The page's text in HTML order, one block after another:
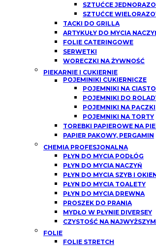
SZTUĆCE
SZTUĆCE
TACKI DO GRILLA
ARTYKUŁY DO MYCIA
FOLIE CATERINGOWE
SERWETKI
WORECZKI NA ŻYWNOŚĆ
PIEKARNIE I CUKIERNIE
POJEMINIKI CUKIERNICZE
POJEMNIKI NA CIASTO
POJEMNIKI DO
POJEMNIKI NA PĄCZKI
POJEMNIKI NA TORTY
TOREBKI PAPIEROWE NA
PAPIER PAKOWY, PERGAMIN
CHEMIA PROFESJONALNA
PŁYN DO MYCIA PODŁÓG
PŁYN DO MYCIA NACZYŃ
PŁYN DO MYCIA SZYB I
PŁYN DO MYCIA TOALETY
PŁYN DO MYCIA DREWNA
PROSZEK DO PRANIA
MYDŁO W PŁYNIE DIVERSEY
CZYSTOŚĆ NA
FOLIE
FOLIE STRETCH